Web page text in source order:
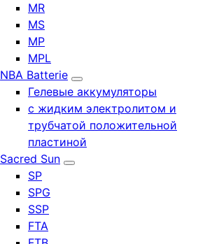
MR
MS
MP
MPL
NBA Batterie
Гелевые аккумуляторы
с жидким электролитом и
трубчатой положительной
пластиной
Sacred Sun
SP
SPG
SSP
FTA